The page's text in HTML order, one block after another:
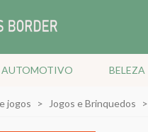
AUTOMOTIVO BELEZA
jogos > Jogos e Brinquedos >